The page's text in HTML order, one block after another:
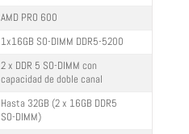
AMD PRO 600
1x16GB SO-DIMM DDR5-5200
2 x DDR 5 SO-DIMM con
capacidad de doble canal
Hasta 32GB (2 x 16GB DDR5
SO-DIMM)